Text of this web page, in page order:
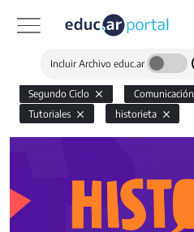
Incluir Archivo educ.ar
Segundo Ciclo Comunicación
Tutoriales
historieta